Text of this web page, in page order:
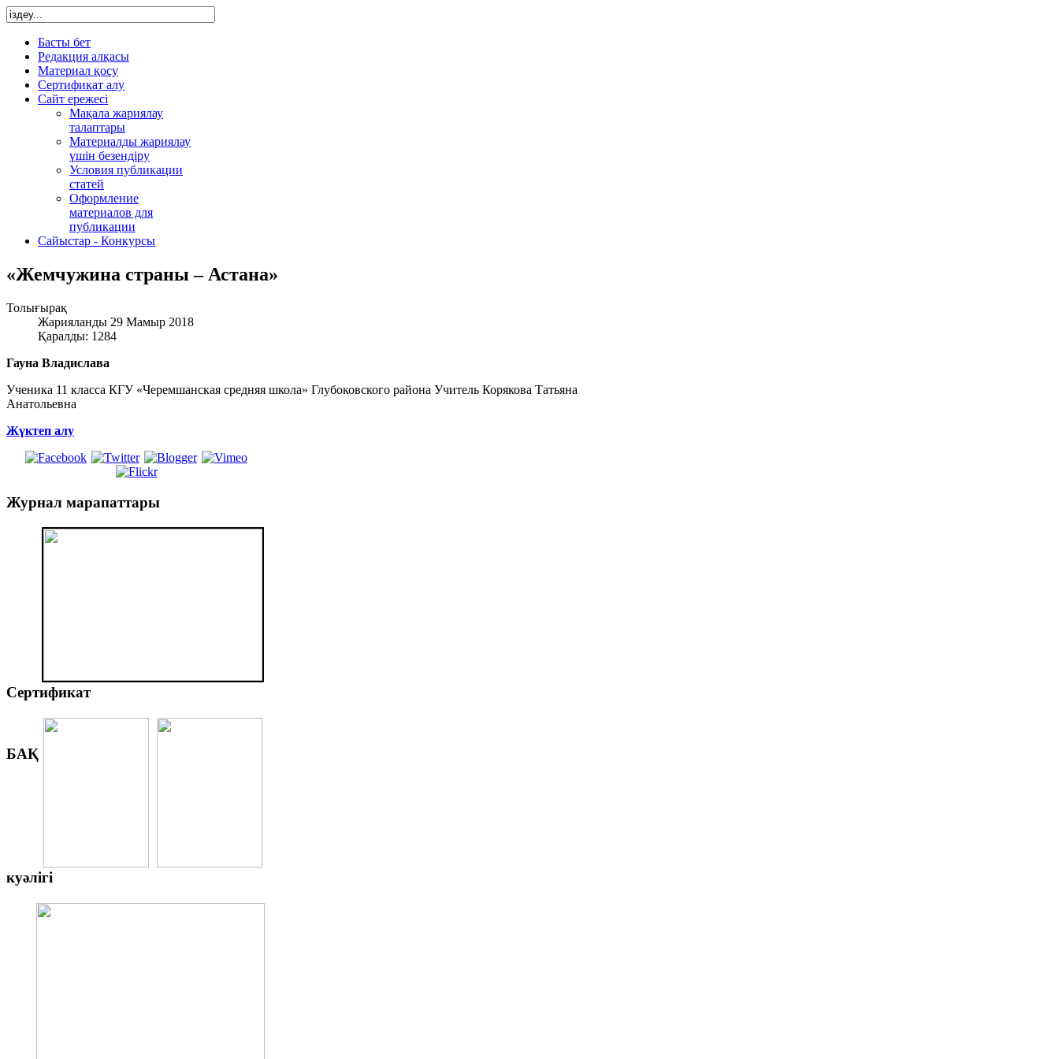
Басты бет
Редакция алқасы
Материал қосу
Сертификат алу
Сайт ережесі
Мақала жариялау
талаптары
Материалды жариялау
үшін безендіру
Условия публикации
статей
Оформление
материалов для
публикации
Сайыстар - Конкурсы
«Жемчужина страны – Астана»
Толығырақ
Жарияланды 29 Мамыр 2018
Қаралды: 1284
Гауна Владислава
Ученика 11 класса КГУ «Черемшанская средняя школа» Глубоковского района Учитель Корякова Татьяна
Анатольевна
Жүктеп алу
Журнал марапаттары
Сертификат
БАҚ
куәлігі